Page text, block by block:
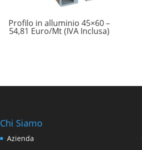
Profilo in alluminio 45×60 –
54,81 Euro/Mt (IVA Inclusa)
Chi Siamo
Azienda